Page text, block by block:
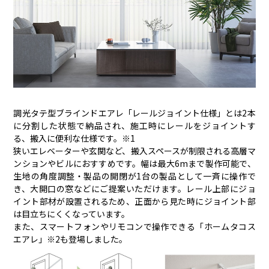
調光タテ型ブラインドエアレ「レールジョイント仕様」とは2本
に分割した状態で納品され、施工時にレールをジョイントす
る、搬入に便利な仕様です。※1
狭いエレベーターや玄関など、搬入スペースが制限される高層マ
ンションやビルにおすすめです。幅は最大6mまで製作可能で、
生地の角度調整・製品の開閉が1台の製品として一斉に操作で
き、大開口の窓などにご提案いただけます。レール上部にジョ
イント部材が設置されるため、正面から見た時にジョイント部
は目立ちにくくなっています。
また、スマートフォンやリモコンで操作できる「ホームタコス
エアレ」※2も登場しました。